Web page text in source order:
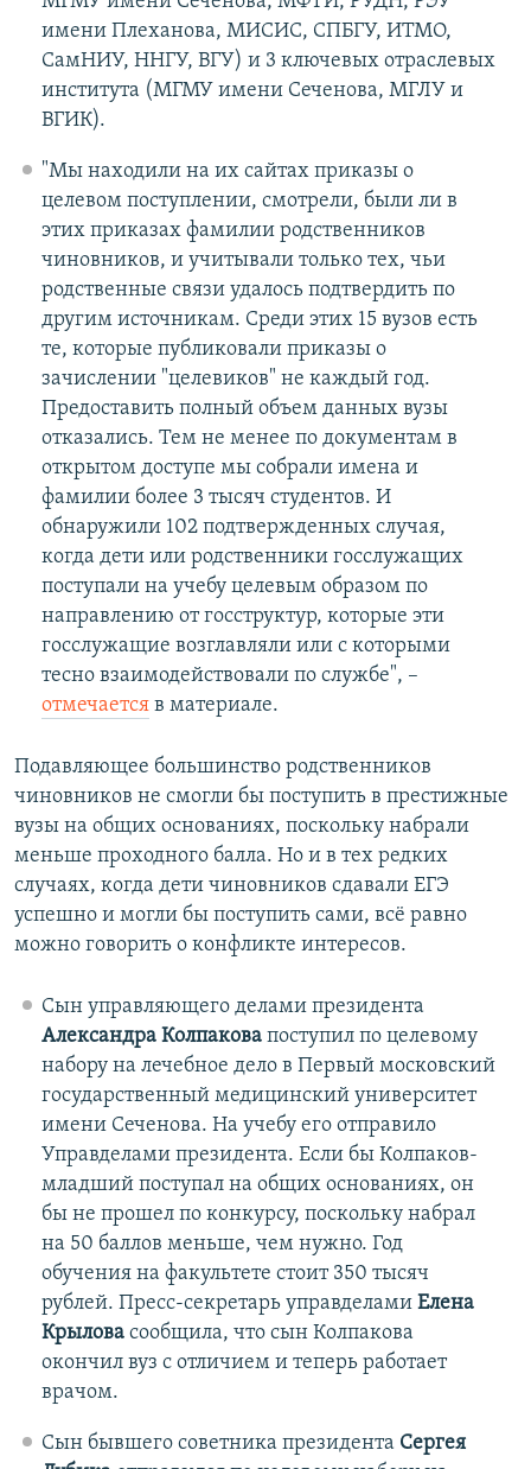
имени Плеханова, МИСИС, СПБГУ, ИТМО,
СамНИУ, ННГУ, ВГУ) и 3 ключевых отраслевых
института (МГМУ имени Сеченова, МГЛУ и
ВГИК).
"Мы находили на их сайтах приказы о
целевом поступлении, смотрели, были ли в
этих приказах фамилии родственников
чиновников, и учитывали только тех, чьи
родственные связи удалось подтвердить по
другим источникам. Среди этих 15 вузов есть
те, которые публиковали приказы о
зачислении "целевиков" не каждый год.
Предоставить полный объем данных вузы
отказались. Тем не менее по документам в
открытом доступе мы собрали имена и
фамилии более 3 тысяч студентов. И
обнаружили 102 подтвержденных случая,
когда дети или родственники госслужащих
поступали на учебу целевым образом по
направлению от госструктур, которые эти
госслужащие возглавляли или с которыми
тесно взаимодействовали по службе", –
отмечаетсяв материале.
Подавляющее большинство родственников
чиновников не смогли бы поступить в престижные
вузы на общих основаниях, поскольку набрали
меньше проходного балла. Но и в тех редких
случаях, когда дети чиновников сдавали ЕГЭ
успешно и могли бы поступить сами, всё равно
можно говорить о конфликте интересов.
Сын управляющего делами президента
Александра Колпаковапоступил по целевому
набору на лечебное дело в Первый московский
государственный медицинский университет
имени Сеченова. На учебу его отправило
Управделами президента. Если бы Колпаков-
младший поступал на общих основаниях, он
бы не прошел по конкурсу, поскольку набрал
на 50 баллов меньше, чем нужно. Год
обучения на факультете стоит 350 тысяч
рублей. Пресс-секретарь управделами Елена
Крылова сообщила, что сын Колпакова
окончил вуз с отличием и теперь работает
врачом.
Сын бывшего советника президента Сергея